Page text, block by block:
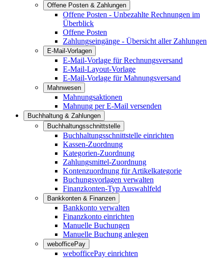
Offene Posten & Zahlungen
Offene Posten - Unbezahlte Rechnungen im
Überblick
Offene Posten
Zahlungseingänge - Übersicht aller Zahlungen
E-Mail-Vorlagen
E-Mail-Vorlage für Rechnungsversand
E-Mail-Layout-Vorlage
E-Mail-Vorlage für Mahnungsversand
Mahnwesen
Mahnungsaktionen
Mahnung per E-Mail versenden
Buchhaltung & Zahlungen
Buchhaltungsschnittstelle
Buchhaltungsschnittstelle einrichten
Kassen-Zuordnung
Kategorien-Zuordnung
Zahlungsmittel-Zuordnung
Kontenzuordnung für Artikelkategorie
Buchungsvorlagen verwalten
Finanzkonten-Typ Auswahlfeld
Bankkonten & Finanzen
Bankkonto verwalten
Finanzkonto einrichten
Manuelle Buchungen
Manuelle Buchung anlegen
webofficePay
webofficePay einrichten